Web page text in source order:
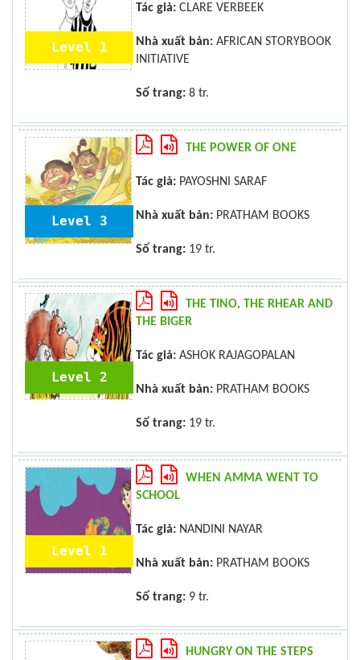
Level 1
Tác giả: CLARE VERBEEK
Nhà xuất bản: AFRICAN STORYBOOK
INITIATIVE
Số trang: 8 tr.
Level 3
THE POWER OF ONE
Tác giả: PAYOSHNI SARAF
Nhà xuất bản: PRATHAM BOOKS
Số trang: 19 tr.
Level 2
THE TINO, THE RHEAR AND
THE BIGER
Tác giả: ASHOK RAJAGOPALAN
Nhà xuất bản: PRATHAM BOOKS
Số trang: 19 tr.
Level 1
WHEN AMMA WENT TO
SCHOOL
Tác giả: NANDINI NAYAR
Nhà xuất bản: PRATHAM BOOKS
Số trang: 9 tr.
HUNGRY ON THE STEPS